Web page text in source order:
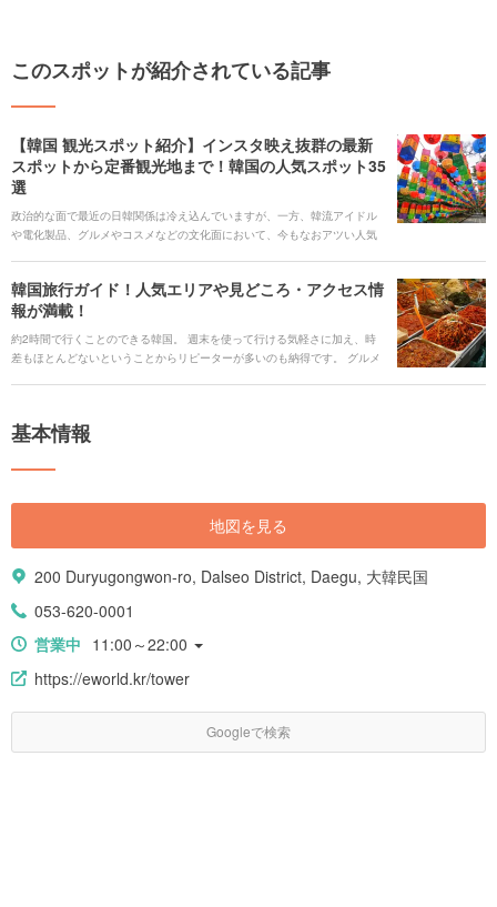
このスポットが紹介されている記事
【韓国 観光スポット紹介】インスタ映え抜群の最新
スポットから定番観光地まで！韓国の人気スポット35
選
政治的な面で最近の日韓関係は冷え込んでいますが、一方、韓流アイドル
や電化製品、グルメやコスメなどの文化面において、今もなおアツい人気
ないでしょうか。 今回は、そんな韓国で定番の歴史を堪能するスポットや
思わず写真に残したくなる最新インスタ映えスポットなどをご紹介しま
セスや交通機関情報、旅行をさらに楽しいものにアップデート出来るイベ
ントまで、韓国旅行を思い切り楽しむための情報が満載です。ぜひ参考に
してみて下さい。
韓国旅行ガイド！人気エリアや見どころ・アクセス情
報が満載！
約2時間で行くことのできる韓国。 週末を使って行ける気軽さに加え、時
差もほとんどないということからリピーターが多いのも納得です。 グルメ
基本情報
地図を見る
200 Duryugongwon-ro, Dalseo District, Daegu, 大韓民国
053-620-0001
営業中 11:00～22:00
https://eworld.kr/tower
Googleで検索